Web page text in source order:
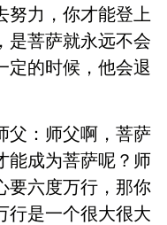
努力，你才能登上
是菩萨就永远不会
定的时候，他会退
父：师父啊，菩萨
能成为菩萨呢？师
要六度万行，那你
行是一个很大很大